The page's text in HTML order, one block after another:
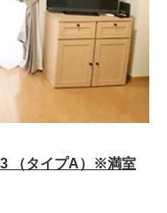
3 （タイプA）※満室